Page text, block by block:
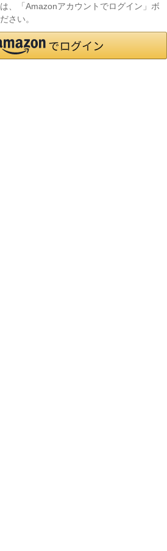
、「Amazonアカウントでログイン」ボ
さい。